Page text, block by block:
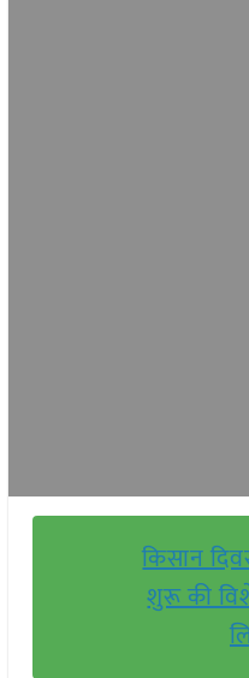
किसान
शुरू की